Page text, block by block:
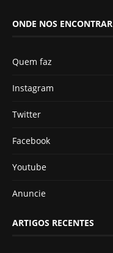
ONDE NOS ENCONTRAR
Quem faz
Instagram
Twitter
Facebook
Youtube
Anuncie
ARTIGOS RECENTES